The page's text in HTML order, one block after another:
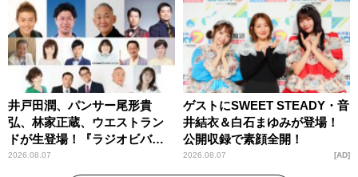
井戸田潤、パンサー尾形貴
弘、林家正蔵、ウエストラン
ドが生登場！『ラジオビバリ
ー昼ズ』
2026.08.07
ゲストにSWEET STEADY・音
井結衣＆白石まゆみが登場！
公開収録で素顔全開！
2026.08.07 AD